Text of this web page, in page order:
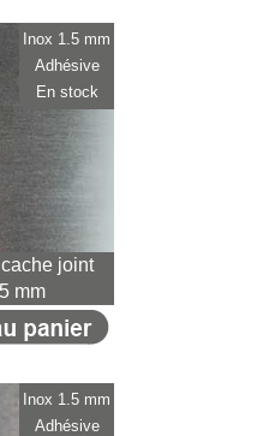
joint
mm
Inox 1.5 mm
Adhésive
En stock
Inox 1.5 mm
Adhésive